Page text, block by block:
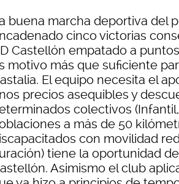
buena marcha deportiva del
cinco victorias
Castellón empatado a
motivo más que suficiente
El equipo necesita el
precios asequibles y
colectivos
a más de 50
con movilidad
tiene la oportunidad
Asimismo el club